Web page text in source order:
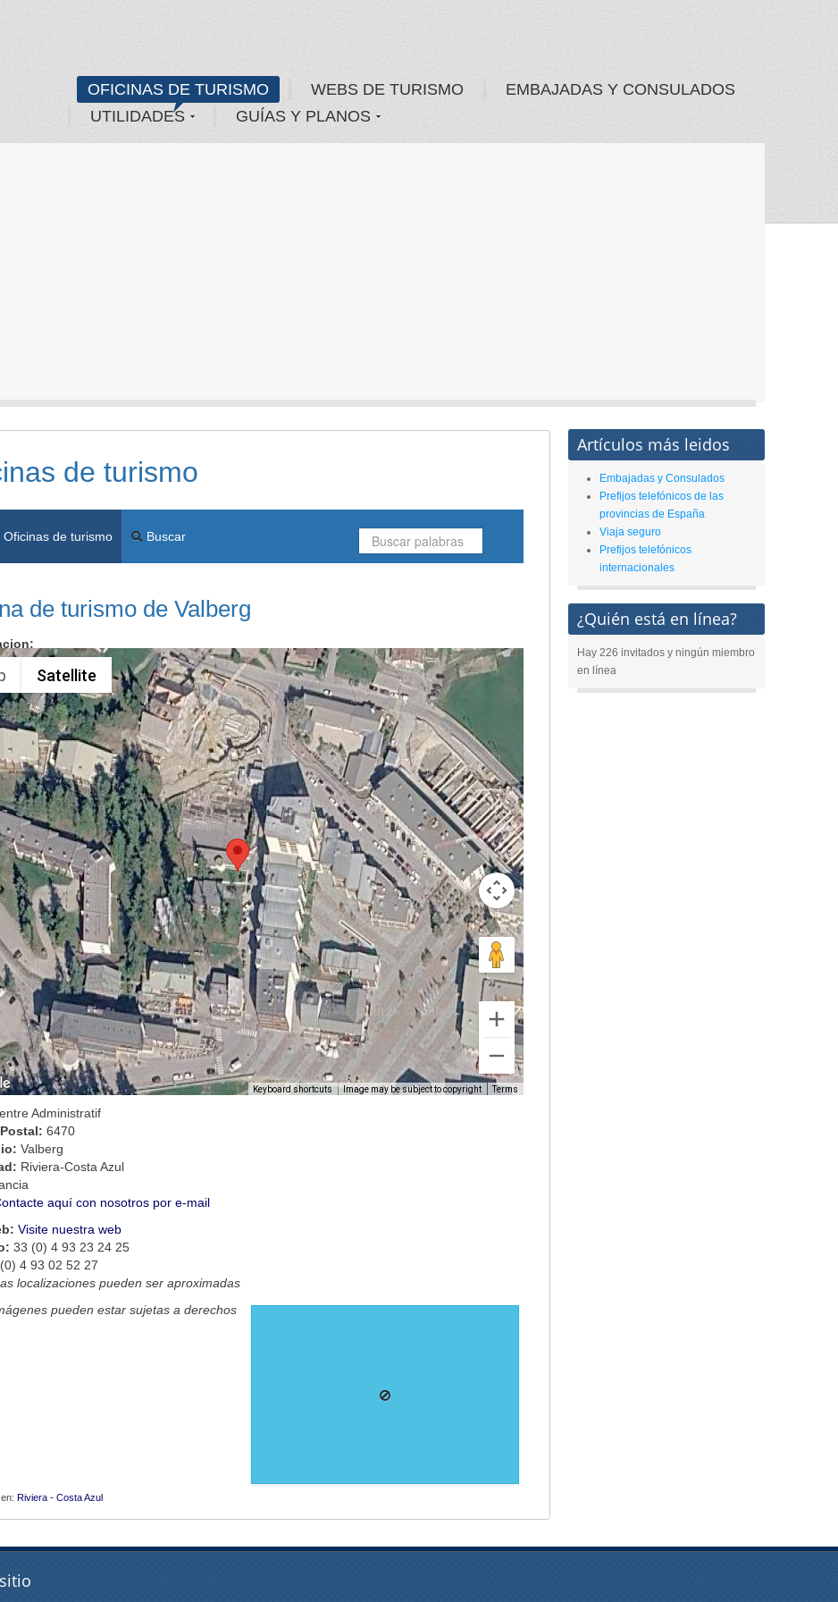
OFICINAS DE TURISMO WEBS DE TURISMO
EMBAJADAS Y CONSULADOS
UTILIDADES
GUÍAS Y PLANOS
de turismo
Oficinas de turismo Buscar
de turismo de Valberg
Satellite
Keyboard shortcuts Image may be subject to copyright Terms
Administratif
6470
Valberg
Riviera-Costa Azul
aquí con nosotros por e-mail
Visite nuestra web
33 (0) 4 93 23 24 25
4 93 02 52 27
localizaciones pueden ser aproximadas
pueden estar sujetas a derechos
Riviera - Costa Azul
Artículos más leidos
Embajadas y Consulados
Prefijos telefónicos de las
provincias de España
Viaja seguro
Prefijos telefónicos
internacionales
¿Quién está en línea?
Hay 226 invitados y ningún miembro
en línea